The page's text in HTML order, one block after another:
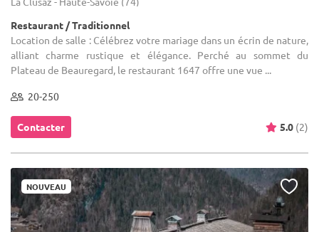
Restaurant / Traditionnel
Location de salle : Célébrez votre mariage dans un écrin de nature,
alliant charme rustique et élégance. Perché au sommet du
Plateau de Beauregard, le restaurant 1647 offre une vue ...
20-250
Contacter 5.0 (2)
NOUVEAU